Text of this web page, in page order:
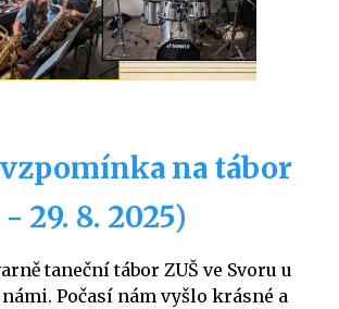
na tábor
- 29. 8. 2025)
taneční tábor ZUŠ ve Svoru u
Počasí nám vyšlo krásné a